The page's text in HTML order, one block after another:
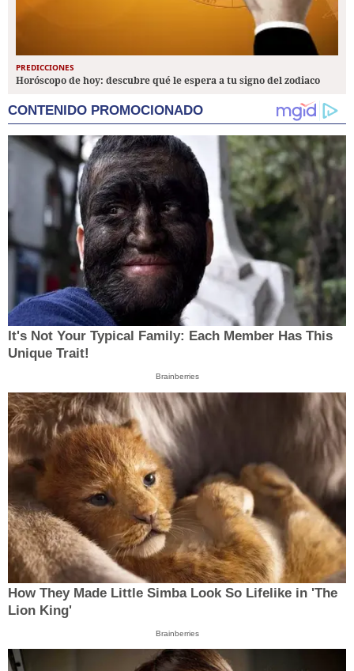
PREDICCIONES
Horóscopo de hoy: descubre qué le espera a tu signo del zodiaco
CONTENIDO PROMOCIONADO
It's Not Your Typical Family: Each Member Has This
Unique Trait!
Brainberries
How They Made Little Simba Look So Lifelike in 'The
Lion King'
Brainberries